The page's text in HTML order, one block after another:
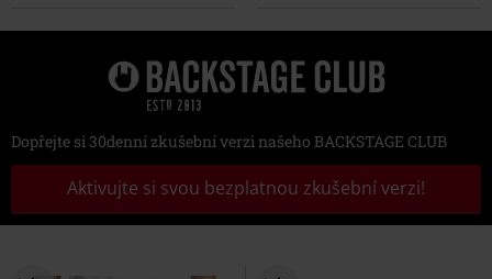
Dopřejte si 30denní zkušební verzi našeho BACKSTAGE CLUB
Aktivujte si svou bezplatnou zkušební verzi!